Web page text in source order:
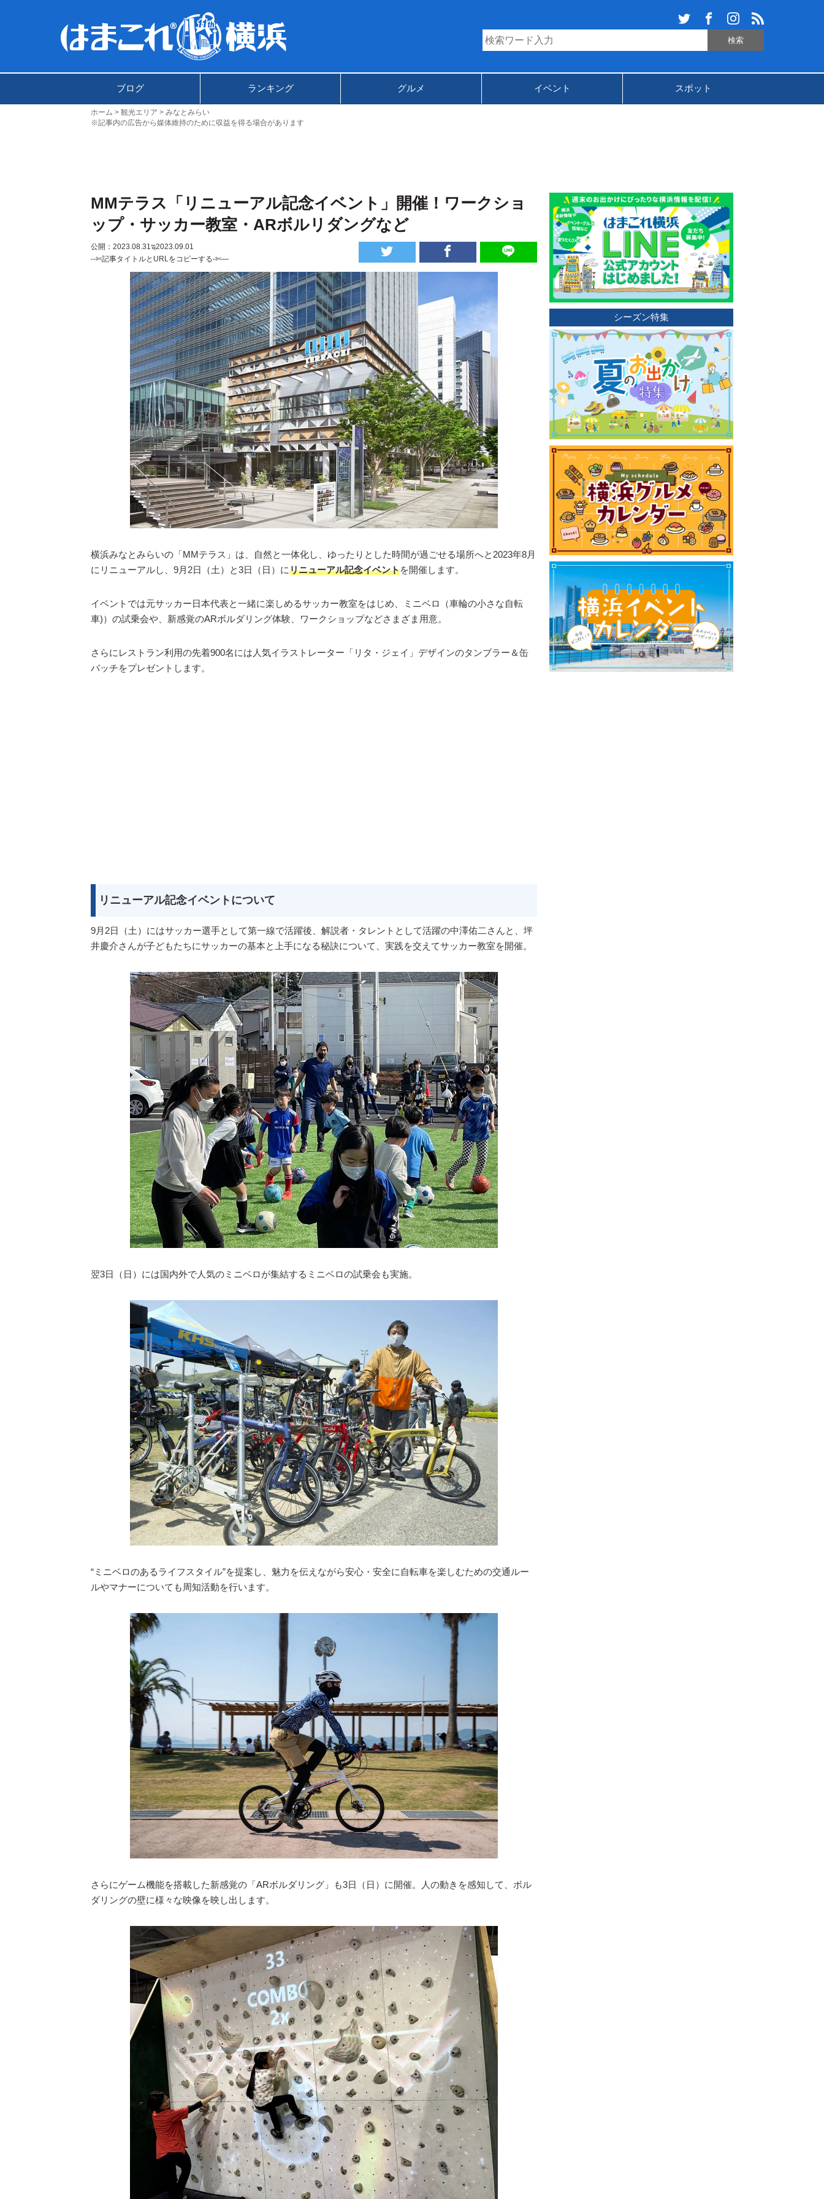
ブログ ランキング グルメ イベント スポット
ホーム 観光エリア
みなとみらい
※記事内の広告から媒体維持のために収益を得る場合があります
MMテラス「リニューアル記念イベント」開催！ワークショ
ップ・サッカー教室・ARボルリダングなど
公開：2023.08.31 ಇ2023.09.01
--✄記事タイトルとURLをコピーする-✄—
横浜みなとみらいの「MMテラス」は、自然と一体化し、ゆったりとした時間が過ごせる場所へと2023年8月
にリニューアルし、9月2日（土）と3日（日）にリニューアル記念イベントを開催します。
イベントでは元サッカー日本代表と一緒に楽しめるサッカー教室をはじめ、ミニベロ（車輪の小さな自転
車)）の試乗会や、新感覚のARボルダリング体験、ワークショップなどさまざま用意。
さらにレストラン利用の先着900名には人気イラストレーター「リタ・ジェイ」デザインのタンブラー＆缶
バッチをプレゼントします。
リニューアル記念イベントについて
9月2日（土）にはサッカー選手として第一線で活躍後、解説者・タレントとして活躍の中澤佑二さんと、坪
井慶介さんが子どもたちにサッカーの基本と上手になる秘訣について、実践を交えてサッカー教室を開催。
翌3日（日）には国内外で人気のミニベロが集結するミニベロの試乗会も実施。
“ミニベロのあるライフスタイル”を提案し、魅力を伝えながら安心・安全に自転車を楽しむための交通ルー
ルやマナーについても周知活動を行います。
さらにゲーム機能を搭載した新感覚の「ARボルダリング」も3日（日）に開催。人の動きを感知して、ボル
ダリングの壁に様々な映像を映し出します。
シーズン特集